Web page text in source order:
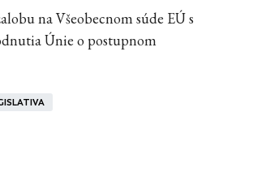
na Všeobecnom súde EÚ s
Únie o postupnom